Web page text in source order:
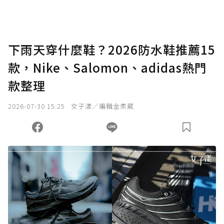
下雨天穿什麼鞋？2026防水鞋推薦15
款，Nike、Salomon、adidas熱門
款整理
2026-07-30 15:25 女子漾／編輯金柔葳